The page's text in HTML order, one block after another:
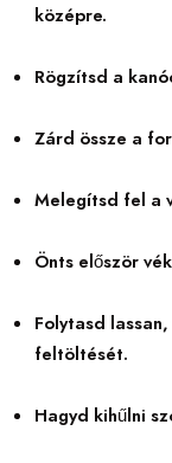
középre.
Rögzítsd a
Zárd össze a
Melegítsd fel a
Önts először
Folytasd
feltöltését.
Hagyd kihűlni